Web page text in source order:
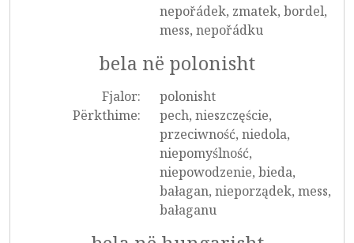
nepořádek, zmatek, bordel,
mess, nepořádku
bela në polonisht
Fjalor:
polonisht
Përkthime:
pech, nieszczęście,
przeciwność, niedola,
niepomyślność,
niepowodzenie, bieda,
bałagan, nieporządek, mess,
bałaganu